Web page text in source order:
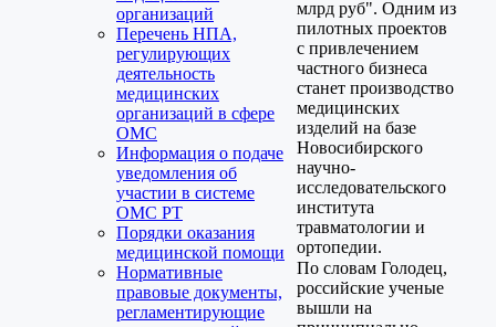
организаций
Перечень НПА,
регулирующих
деятельность
медицинских
организаций в сфере
ОМС
Информация о подаче
уведомления об
участии в системе
ОМС РТ
Порядки оказания
медицинской помощи
Нормативные
правовые документы,
регламентирующие
млрд руб". Одним из
пилотных проектов
с привлечением
частного бизнеса
станет производство
медицинских
изделий на базе
Новосибирского
научно-
исследовательского
института
травматологии и
ортопедии.
По словам Голодец,
российские ученые
вышли на